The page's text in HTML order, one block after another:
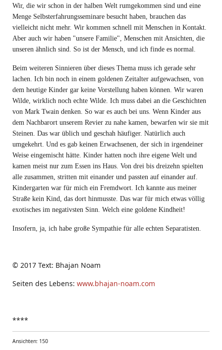
Wir, die wir schon in der halben Welt rumgekommen sind und eine
Menge Selbsterfahrungsseminare besucht haben, brauchen das
vielleicht nicht mehr. Wir kommen schnell mit Menschen in Kontakt.
Aber auch wir haben "unsere Familie", Menschen mit Ansichten, die
unseren ähnlich sind. So ist der Mensch, und ich finde es normal.
Beim weiteren Sinnieren über dieses Thema muss ich gerade sehr
lachen. Ich bin noch in einem goldenen Zeitalter aufgewachsen, von
dem heutige Kinder gar keine Vorstellung haben können. Wir waren
Wilde, wirklich noch echte Wilde. Ich muss dabei an die Geschichten
von Mark Twain denken. So war es auch bei uns. Wenn Kinder aus
dem Nachbarort unserem Revier zu nahe kamen, bewarfen wir sie mit
Steinen. Das war üblich und geschah häufiger. Natürlich auch
umgekehrt. Und es gab keinen Erwachsenen, der sich in irgendeiner
Weise eingemischt hätte. Kinder hatten noch ihre eigene Welt und
kamen meist nur zum Essen ins Haus. Von drei bis dreizehn spielten
alle zusammen, stritten mit einander und passten auf einander auf.
Kindergarten war für mich ein Fremdwort. Ich kannte aus meiner
Straße kein Kind, das dort hinmusste. Das war für mich etwas völlig
exotisches im negativsten Sinn. Welch eine goldene Kindheit!
Insofern, ja, ich habe große Sympathie für alle echten Separatisten.
© 2017 Text: Bhajan Noam
Seiten des Lebens: www.bhajan-noam.com
****
Ansichten: 150